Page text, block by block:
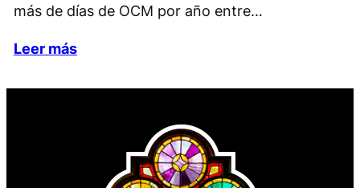
más de días de OCM por año entre…
Leer más